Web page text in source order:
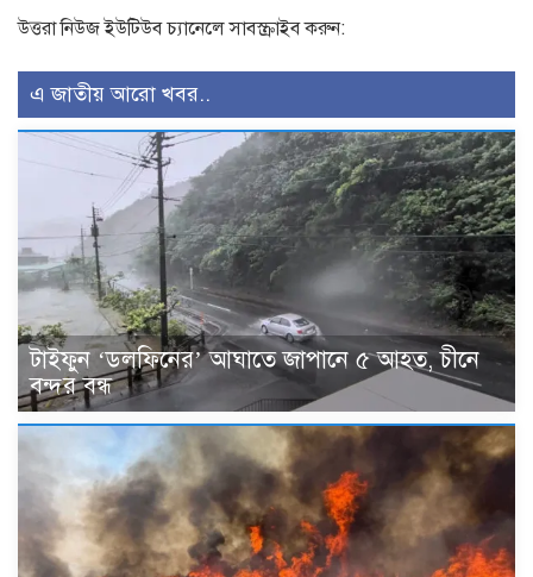
উত্তরা নিউজ ইউটিউব চ্যানেলে সাবস্ক্রাইব করুন:
এ জাতীয় আরো খবর..
টাইফুন ‘ডলফিনের’ আঘাতে জাপানে ৫ আহত, চীনে
বন্দর বন্ধ